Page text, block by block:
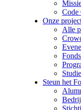
Code
Onze
Alle
Steun het